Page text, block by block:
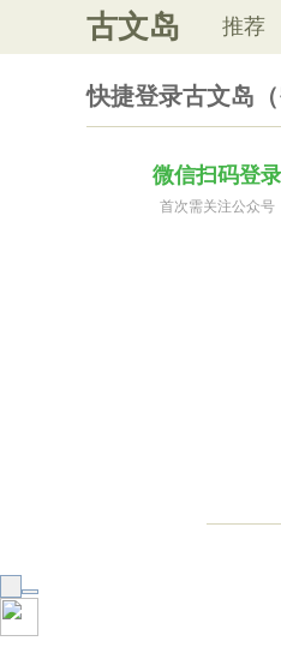
古文岛 推荐
快捷登录古文岛
微信扫码登录
首次需关注公众号